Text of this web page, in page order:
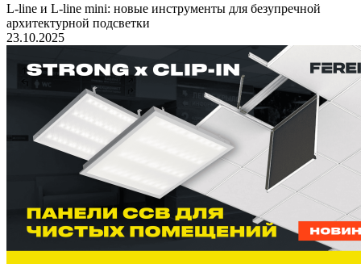
L-line и L-line mini: новые инструменты для безупречной
архитектурной подсветки
23.10.2025